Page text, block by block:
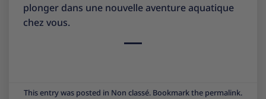
plonger dans une nouvelle aventure aquatique
chez vous.
This entry was posted in Non classé. Bookmark the permalink.